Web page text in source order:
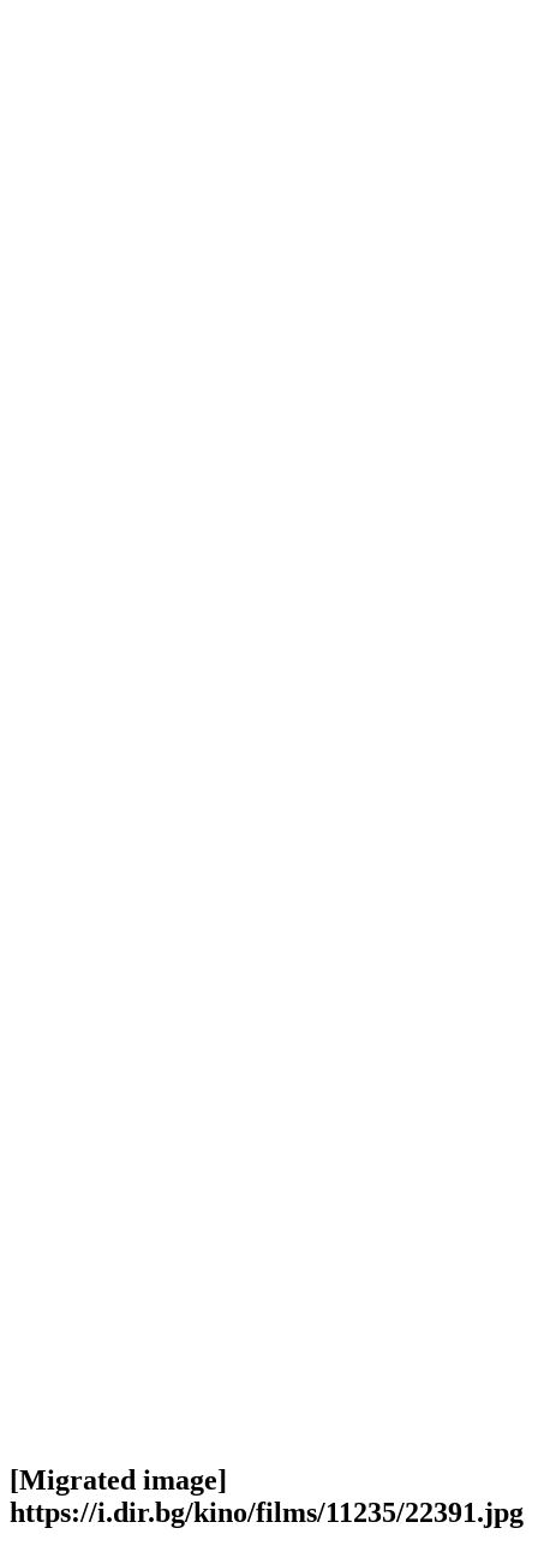
[Migrated image]
https://i.dir.bg/kino/films/11235/22391.jpg